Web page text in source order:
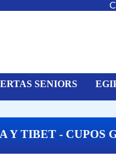
SENIORS
Y TIBET - CUPOS